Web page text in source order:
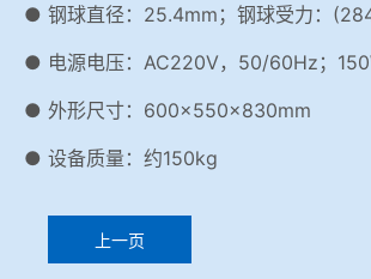
● 钢球直径：25.4mm；钢球受力：
● 电源电压：AC220V，50/60Hz；
● 外形尺寸：600×550×830mm
● 设备质量：约150kg
上一页